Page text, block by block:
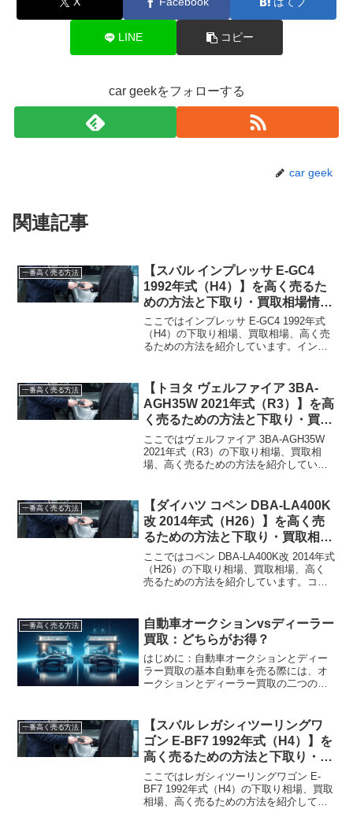
LINE コピー
car geekをフォローする
car geek
関連記事
一番高く売る方法
【スバル インプレッサ E-GC4
1992年式（H4）】を高く売るた
めの方法と下取り・買取相場情報
2026年8月！
ここではインプレッサ E-GC4 1992年式
（H4）の下取り相場、買取相場、高く売
るための方法を紹介しています。インプ
買取相場：最大12万円程度インプレ...
一番高く売る方法
【トヨタ ヴェルファイア 3BA-
AGH35W 2021年式（R3）】を高
く売るための方法と下取り・買取
相場情報2026年8月！
ここではヴェルファイア 3BA-AGH35W
2021年式（R3）の下取り相場、買取相
場、高く売るための方法を紹介していま
相場：最大327万円程度買取相...
一番高く売る方法
【ダイハツ コペン DBA-LA400K
改 2014年式（H26）】を高く売
るための方法と下取り・買取相場
情報2026年8月！
ここではコペン DBA-LA400K改 2014年式
（H26）の下取り相場、買取相場、高く
売るための方法を紹介しています。コペ
円程度買取相場：最大9...
一番高く売る方法
自動車オークションvsディーラー
買取：どちらがお得？
はじめに：自動車オークションとディー
ラー買取の基本自動車を売る際には、オ
ークションとディーラー買取の二つの主
ついて、やさしく語りかけるように解説
します。どちらの方法があ...
一番高く売る方法
【スバル レガシィツーリングワ
ゴン E-BF7 1992年式（H4）】を
高く売るための方法と下取り・買
取相場情報2026年8月！
ここではレガシィツーリングワゴン E-
BF7 1992年式（H4）の下取り相場、買取
相場、高く売るための方法を紹介してい